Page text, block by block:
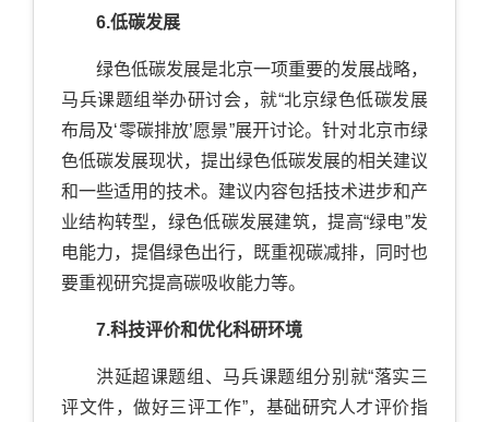
6.低碳发展
绿色低碳发展是北京一项重要的发展战略，
马兵课题组举办研讨会，就“北京绿色低碳发展
布局及‘零碳排放’愿景”展开讨论。针对北京市绿
色低碳发展现状，提出绿色低碳发展的相关建议
和一些适用的技术。建议内容包括技术进步和产
业结构转型，绿色低碳发展建筑，提高“绿电”发
电能力，提倡绿色出行，既重视碳减排，同时也
要重视研究提高碳吸收能力等。
7.科技评价和优化科研环境
洪延超课题组、马兵课题组分别就“落实三
评文件，做好三评工作”，基础研究人才评价指